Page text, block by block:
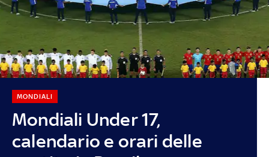
Mondiali Under 17,
calendario e orari delle
MONDIALI